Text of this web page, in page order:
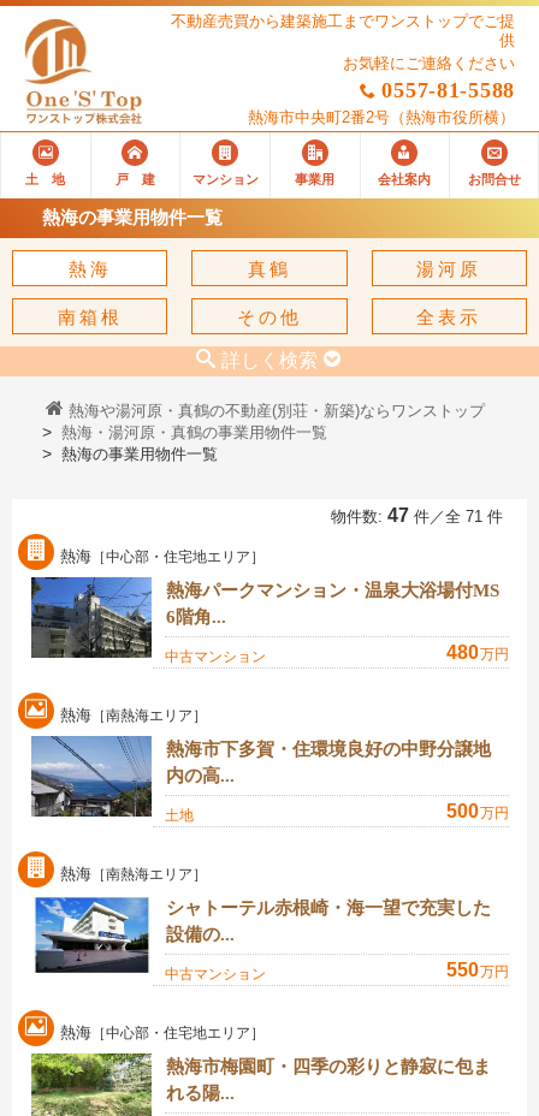
不動産売買から建築施工までワンストップでご提
供
お気軽にご連絡ください
0557-81-5588
熱海市中央町2番2号 （熱海市役所横）
土 地 戸 建 マンション 事業用 会社案内 お問合せ
熱海の事業用物件一覧
熱海 真鶴 湯河原
南箱根 その他 全表示
詳しく検索
熱海や湯河原・真鶴の不動産(別荘・新築)ならワンストップ
熱海・湯河原・真鶴の事業用物件一覧
熱海の事業用物件一覧
物件数: 47 件／全 71 件
熱海 ［中心部・住宅地エリア］
熱海パークマンション・温泉大浴場付MS
6階角...
中古マンション 480万円
熱海 ［南熱海エリア］
熱海市下多賀・住環境良好の中野分譲地
内の高...
土地 500万円
熱海 ［南熱海エリア］
シャトーテル赤根崎・海一望で充実した
設備の...
中古マンション 550万円
熱海 ［中心部・住宅地エリア］
熱海市梅園町・四季の彩りと静寂に包ま
れる陽...